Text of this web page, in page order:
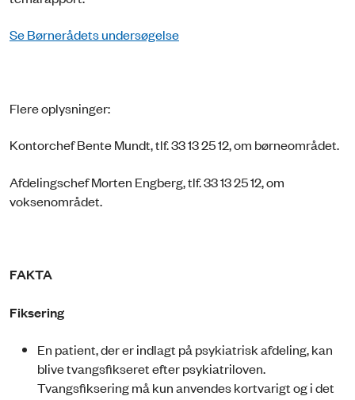
Se Børnerådets undersøgelse
Flere oplysninger:
Kontorchef Bente Mundt, tlf. 33 13 25 12, om børneområdet.
Afdelingschef Morten Engberg, tlf. 33 13 25 12, om
voksenområdet.
FAKTA
Fiksering
En patient, der er indlagt på psykiatrisk afdeling, kan
blive tvangsfikseret efter psykiatriloven.
Tvangsfiksering må kun anvendes kortvarigt og i det